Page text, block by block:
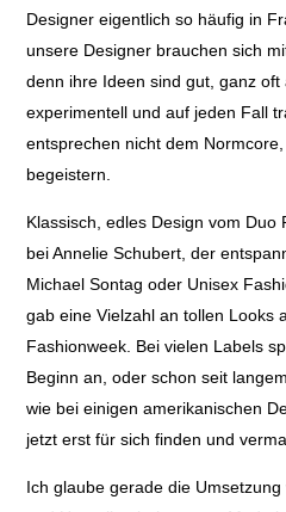
Designer eigentlich so häufig in
unsere Designer brauchen sich
denn ihre Ideen sind gut, ganz
experimentell und auf jeden Fall
entsprechen nicht dem
begeistern.
Klassisch, edles Design vom
bei Annelie Schubert, der
Michael Sontag oder Unisex
gab eine Vielzahl an tollen Looks
Fashionweek. Bei vielen Labels
Beginn an, oder schon seit
wie bei einigen amerikanischen
jetzt erst für sich finden und
Ich glaube gerade die